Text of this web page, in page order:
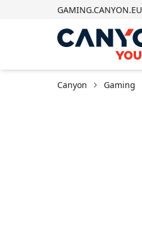
GAMING.CANYON.EU
Canyon Gaming